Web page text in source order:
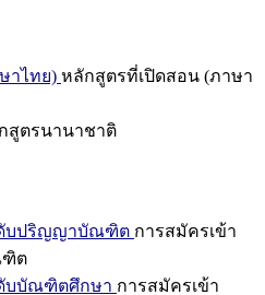
าไทย) หลักสูตรที่เปิดสอน (ภาษา
สูตรนานาชาติ
ดับปริญญาบัณฑิต การสมัครเข้า
ฑิต
บบัณฑิตศึกษา การสมัครเข้า